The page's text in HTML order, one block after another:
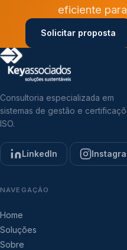
eficiente
Solicitar proposta
Consultoria especializada em
sistemas de gestão e
ISO.
LinkedIn
NAVEGAÇÃO
Home
Soluções
Sobre